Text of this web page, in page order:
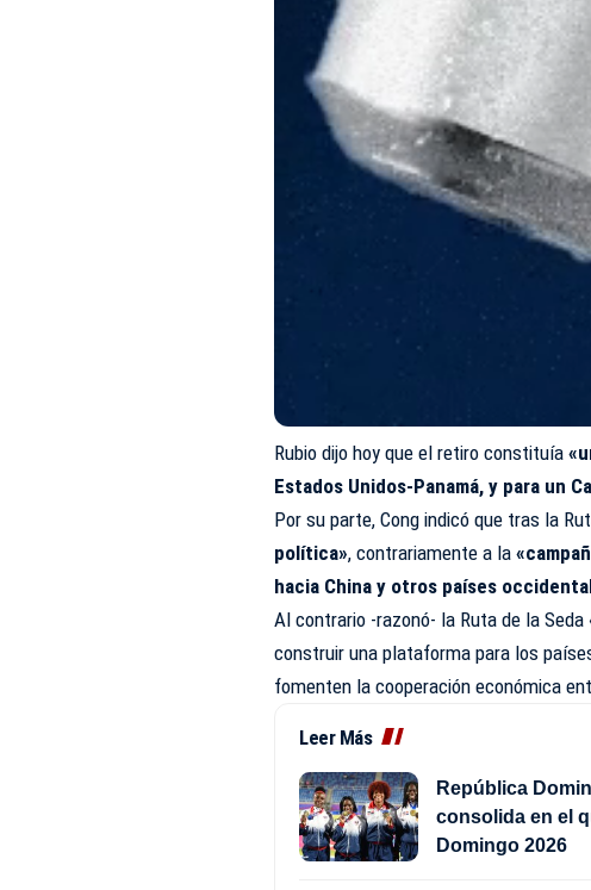
Rubio dijo hoy que el retiro constituía
Estados Unidos-Panamá, y para un
Por su parte, Cong indicó que tras la
política», contrariamente a la
hacia China y otros países
Al contrario -razonó- la Ruta de la
construir una plataforma para los
fomenten la cooperación económica
Leer Más
República
consolida en el
Domingo 2026